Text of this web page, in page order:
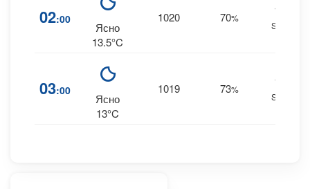
02:00
Ясно
13.5°C
1020 70%
13
SSE
03:00
Ясно
13°C
1019 73%
13
SSE